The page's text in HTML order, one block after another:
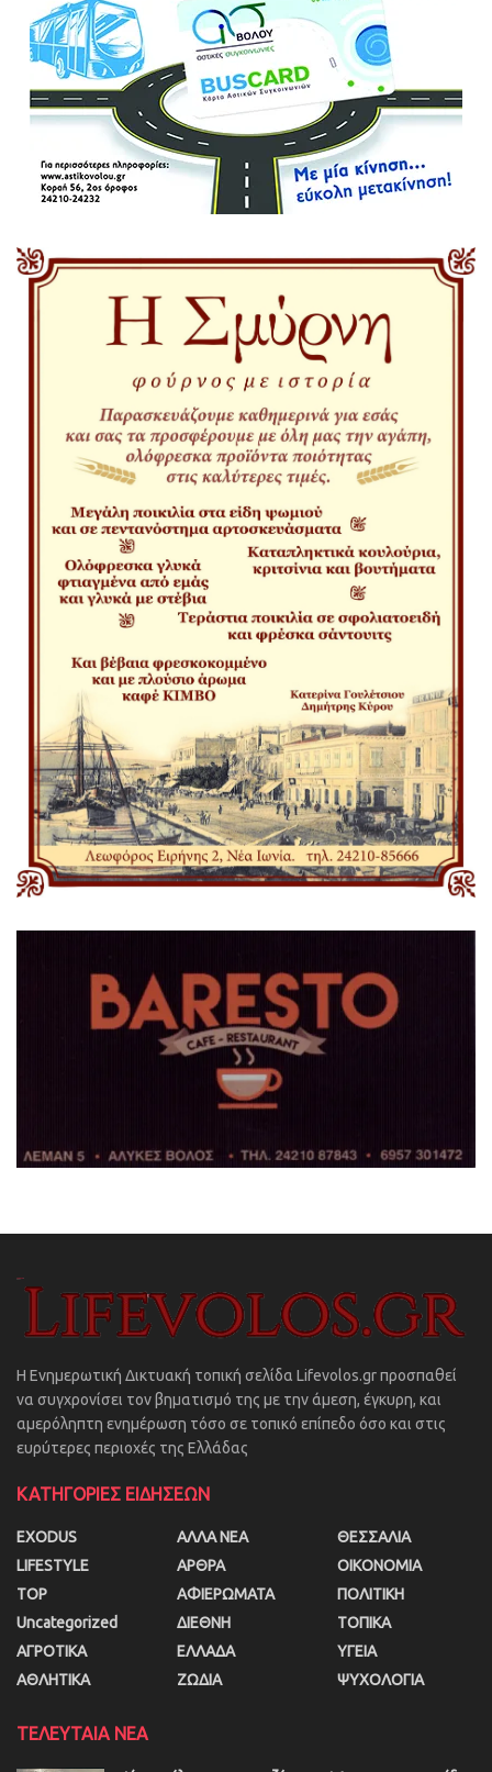
Η Ενημερωτική Δικτυακή τοπική σελίδα Lifevolos.gr προσπαθεί
να συγχρονίσει τον βηματισμό της με την άμεση, έγκυρη, και
αμερόληπτη ενημέρωση τόσο σε τοπικό επίπεδο όσο και στις
ευρύτερες περιοχές της Ελλάδας
ΚΑΤΗΓΟΡΙΕΣ ΕΙΔΗΣΕΩΝ
EXODUS
LIFESTYLE
TOP
Uncategorized
ΑΓΡΟΤΙΚΑ
ΑΘΛΗΤΙΚΑ
ΑΛΛΑ ΝΕΑ
ΑΡΘΡΑ
ΑΦΙΕΡΩΜΑΤΑ
ΔΙΕΘΝΗ
ΕΛΛΑΔΑ
ΖΩΔΙΑ
ΘΕΣΣΑΛΙΑ
ΟΙΚΟΝΟΜΙΑ
ΠΟΛΙΤΙΚΗ
ΤΟΠΙΚΑ
ΥΓΕΙΑ
ΨΥΧΟΛΟΓΙΑ
ΤΕΛΕΥΤΑΙΑ ΝΕΑ